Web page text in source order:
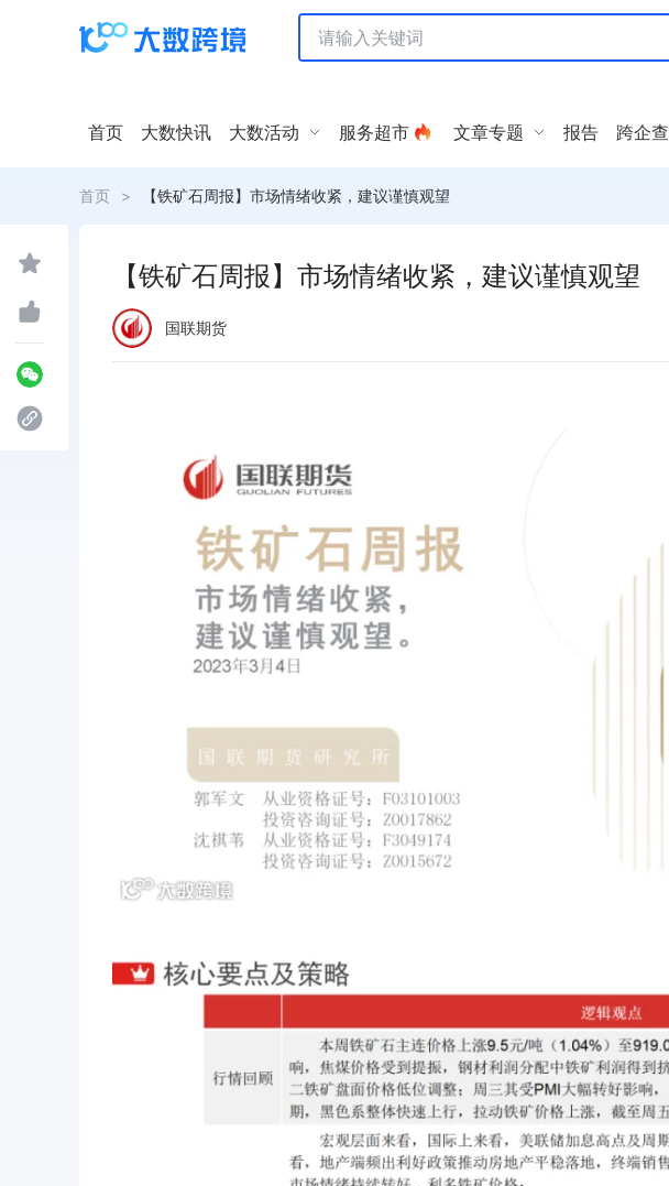
首页 大数快讯 大数活动 服务超市 文章专题 报告 跨企查
首页 > 【铁矿石周报】市场情绪收紧，建议谨慎观望
【铁矿石周报】市场情绪收紧，建议谨慎观望
国联期货